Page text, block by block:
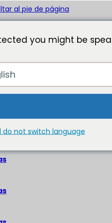
al pie de página
you might be
do not switch language